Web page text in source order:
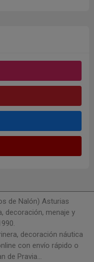
de Nalón) Asturias
decoración, menaje y
decoración náutica
con envío rápido o
de Pravia...